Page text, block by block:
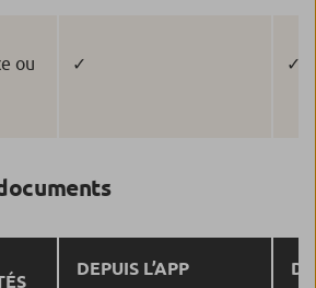
ou
✓ ✓
DEPUIS L’APP